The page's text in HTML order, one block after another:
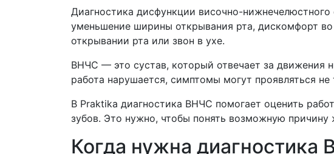
Диагностика дисфункции височно-
уменьшение ширины открывания рта, дискомфорт
открывании рта или звон в ухе.
ВНЧС — это сустав, который отвечает за движения
работа нарушается, симптомы могут проявляться
В Praktika диагностика ВНЧС помогает оценить
зубов. Это нужно, чтобы понять возможную
Когда нужна диагностика